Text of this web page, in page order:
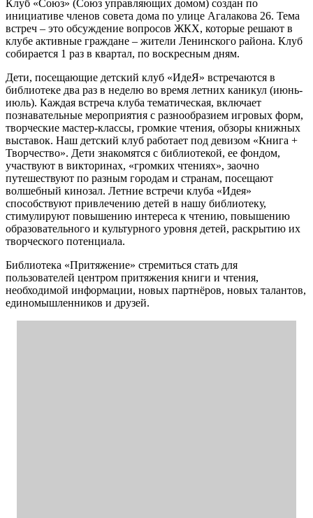
Клуб «Союз» (Союз управляющих домом) создан по
инициативе членов совета дома по улице Агалакова 26. Тема
встреч – это обсуждение вопросов ЖКХ, которые решают в
клубе активные граждане – жители Ленинского района. Клуб
собирается 1 раз в квартал, по воскресным дням.
Дети, посещающие детский клуб «ИдеЯ» встречаются в
библиотеке два раз в неделю во время летних каникул (июнь-
июль). Каждая встреча клуба тематическая, включает
познавательные мероприятия с разнообразием игровых форм,
творческие мастер-классы, громкие чтения, обзоры книжных
выставок. Наш детский клуб работает под девизом «Книга +
Творчество». Дети знакомятся с библиотекой, ее фондом,
участвуют в викторинах, «громких чтениях», заочно
путешествуют по разным городам и странам, посещают
волшебный кинозал. Летние встречи клуба «Идея»
способствуют привлечению детей в нашу библиотеку,
стимулируют повышению интереса к чтению, повышению
образовательного и культурного уровня детей, раскрытию их
творческого потенциала.
Библиотека «Притяжение» стремиться стать для
пользователей центром притяжения книги и чтения,
необходимой информации, новых партнёров, новых талантов,
единомышленников и друзей.